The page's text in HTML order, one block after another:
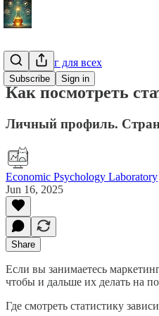
Subscribe Sign in
Маркетинг для всех
Как посмотреть
Личный профиль.
Economic Psychology Laboratory
Jun 16, 2025
Share
Если вы занимаетесь
чтобы и дальше их делать на
Где смотреть статистику